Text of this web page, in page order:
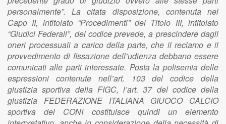
personalmente”. La citata disposizione, contenuta nel
Capo II, intitolato “Procedimenti” del Titolo III, intitolato
“Giudici Federali”, del codice prevede, a prescindere dagli
oneri processuali a carico della parte, che il reclamo e il
provvedimento di fissazione dell’udienza debbano essere
comunicati alle parti interessate. Posta la polisemia delle
espressioni contenute nell’art. 103 del codice della
giustizia sportiva della FIGC, l’art. 37 del codice della
giustizia FEDERAZIONE ITALIANA GIUOCO CALCIO
sportiva del CONI costituisce quindi un elemento